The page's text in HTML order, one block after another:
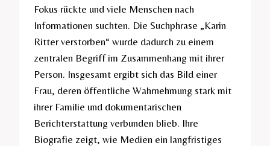
Fokus rückte und viele Menschen nach
Informationen suchten. Die Suchphrase „Karin
Ritter verstorben“ wurde dadurch zu einem
zentralen Begriff im Zusammenhang mit ihrer
Person. Insgesamt ergibt sich das Bild einer
Frau, deren öffentliche Wahrnehmung stark mit
ihrer Familie und dokumentarischen
Berichterstattung verbunden blieb. Ihre
Biografie zeigt, wie Medien ein langfristiges